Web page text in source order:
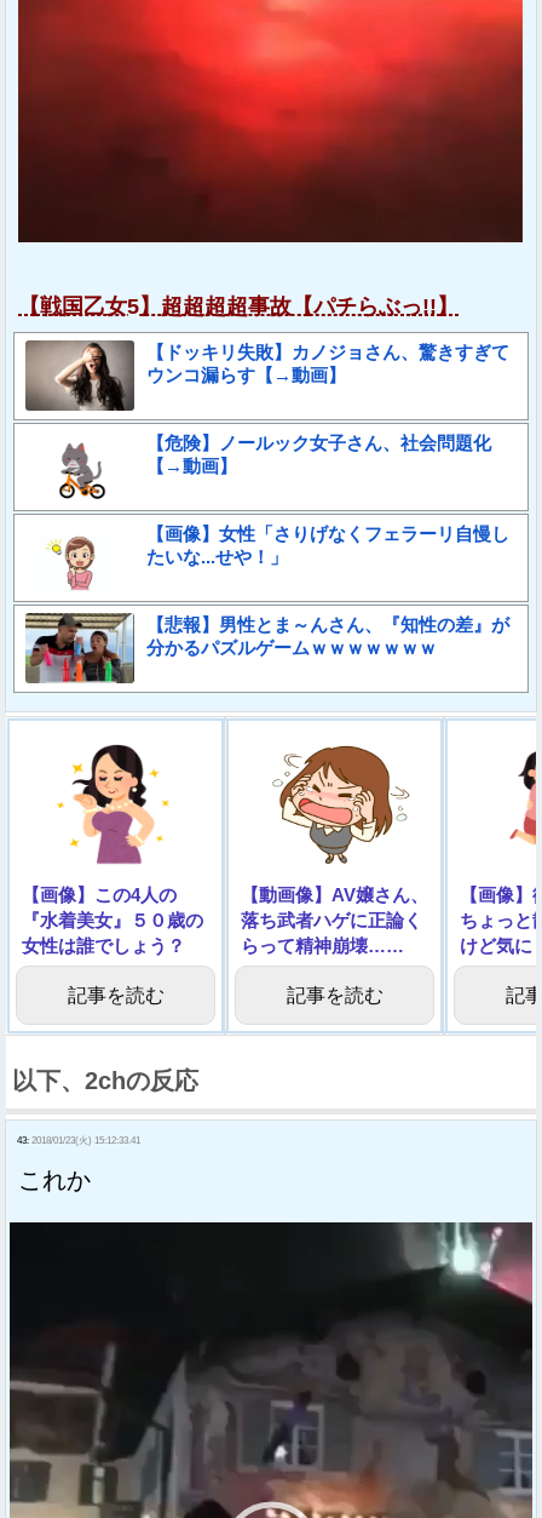
【戦国乙女5】超超超超事故【パチらぶっ!!】
【ドッキリ失敗】カノジョさん、驚きすぎて
ウンコ漏らす【→動画】
【危険】ノールック女子さん、社会問題化
【→動画】
【画像】女性「さりげなくフェラーリ自慢し
たいな...せや！」
【悲報】男性とま～んさん、『知性の差』が
分かるパズルゲームｗｗｗｗｗｗｗ
【画像】この4人の
『水着美女』５０歳の
女性は誰でしょう？
記事を読む
【動画像】AV嬢さん、
落ち武者ハゲに正論く
らって精神崩壊……
記事を読む
【画像
ちょっと
けど気に
って～」
記
以下、2chの反応
43: 2018/01/23(火) 15:12:33.41
これか